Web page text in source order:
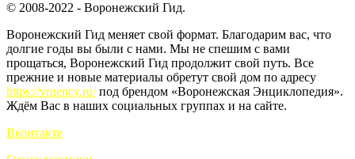
© 2008-2022 - Воронежский Гид.
Воронежский Гид меняет свой формат. Благодарим вас, что
долгие годы вы были с нами. Мы не спешим с вами
прощаться, Воронежский Гид продолжит свой путь. Все
прежние и новые материалы обретут свой дом по адресу
https://vrnency.ru/под брендом «Воронежская Энциклопедия».
Ждём Вас в наших социальных группах и на сайте.
Вконтакте